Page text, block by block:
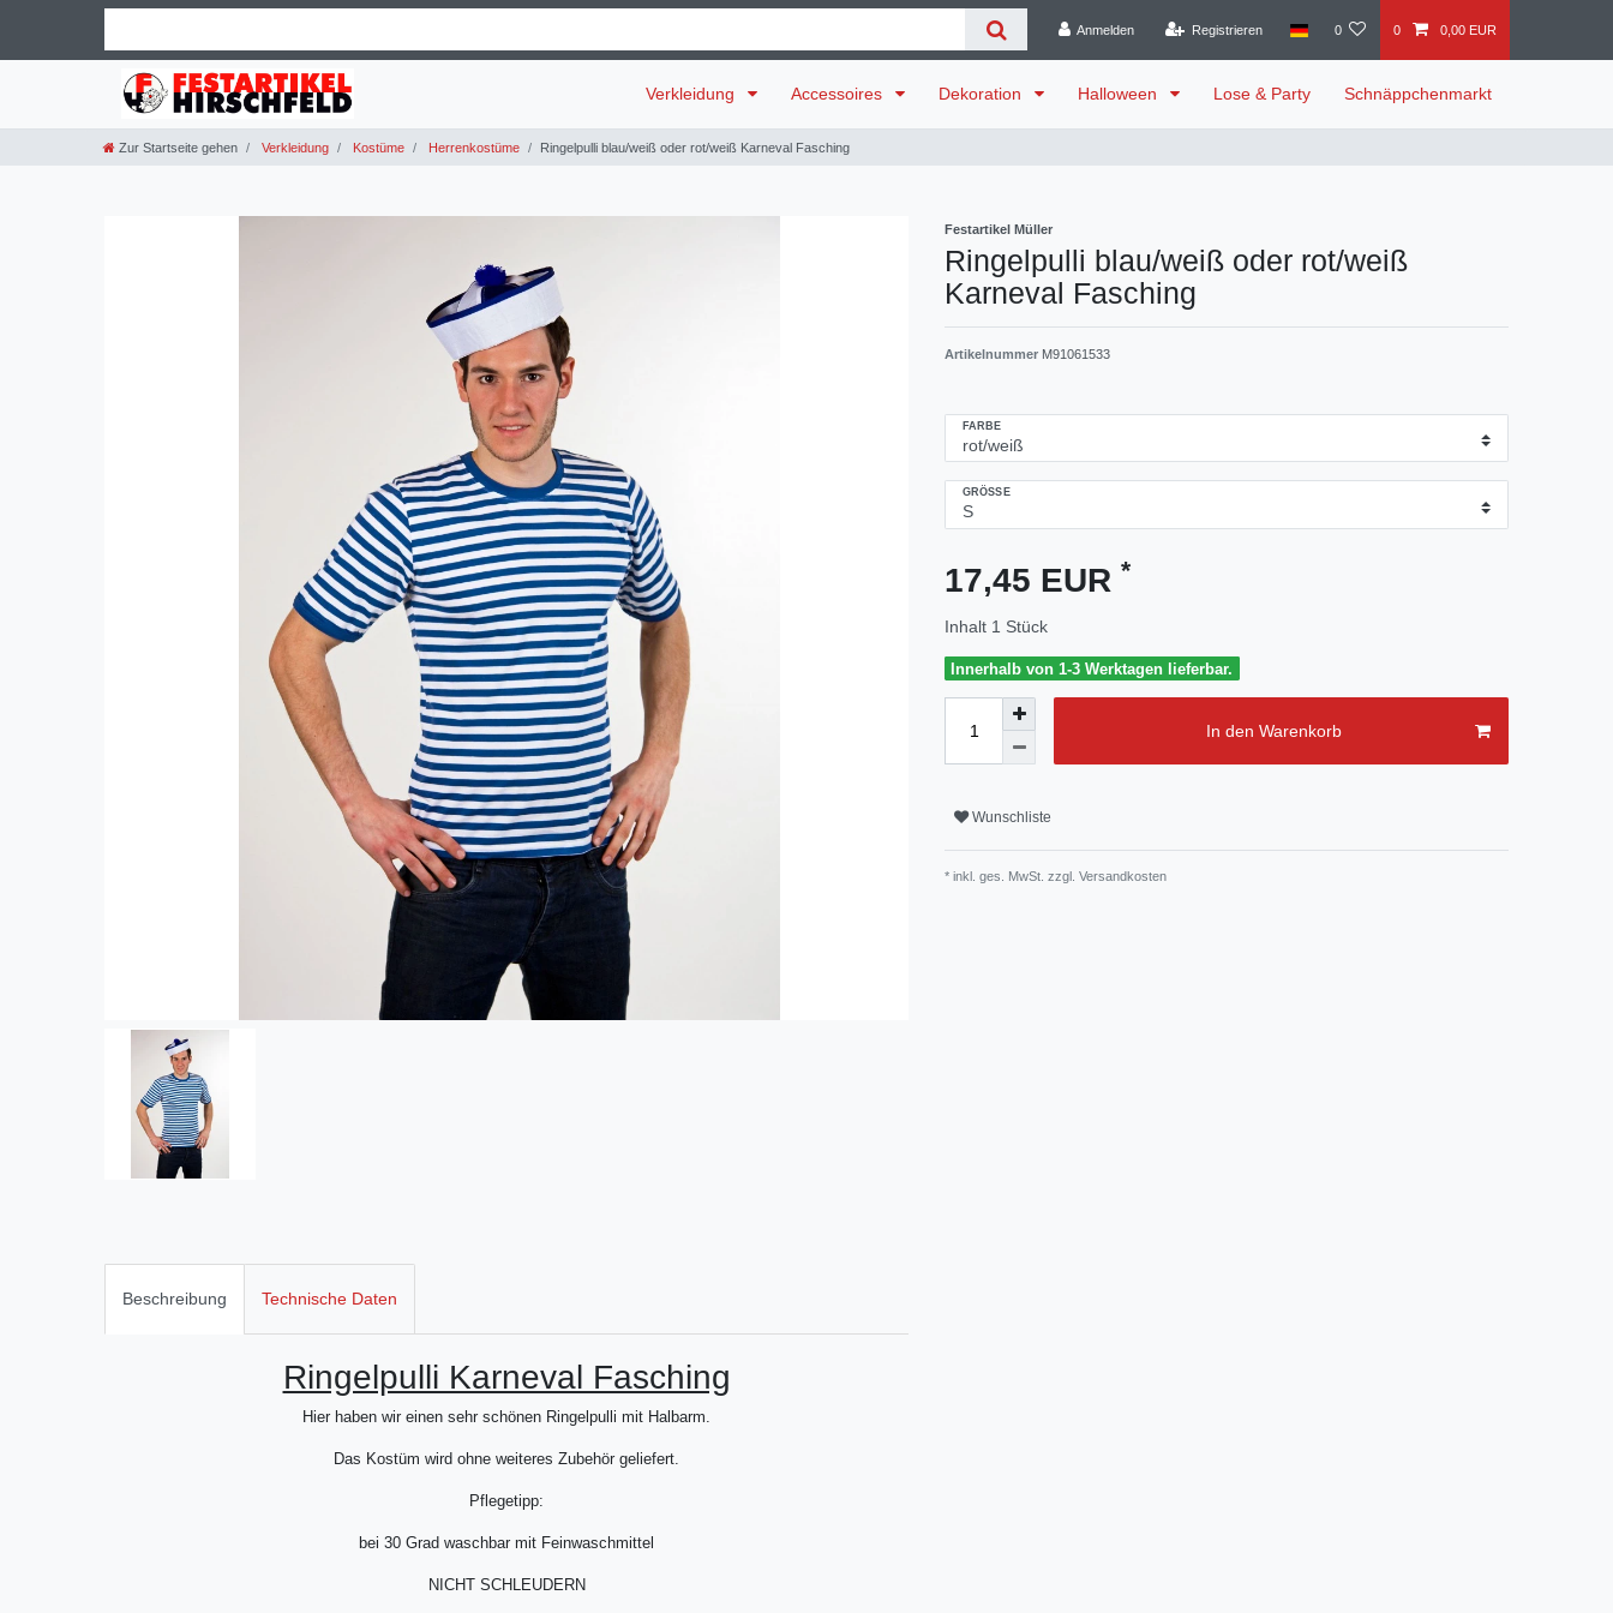
Anmelden Registrieren 0 0 0,00 EUR
Verkleidung Accessoires Dekoration Halloween Lose & Party Schnäppchenmarkt
Zur Startseite gehen Verkleidung Kostüme Herrenkostüme Ringelpulli blau/weiß oder rot/weiß Karneval Fasching
Festartikel Müller
Ringelpulli blau/weiß oder rot/weiß
Karneval Fasching
Artikelnummer M91061533
FARBE
GRÖSSE
17,45 EUR *
Inhalt 1 Stück
Innerhalb von 1-3 Werktagen lieferbar.
In den Warenkorb
Wunschliste
* inkl. ges. MwSt. zzgl. Versandkosten
Beschreibung Technische Daten
Ringelpulli Karneval Fasching
Hier haben wir einen sehr schönen Ringelpulli mit Halbarm.
Das Kostüm wird ohne weiteres Zubehör geliefert.
Pflegetipp:
bei 30 Grad waschbar mit Feinwaschmittel
NICHT SCHLEUDERN